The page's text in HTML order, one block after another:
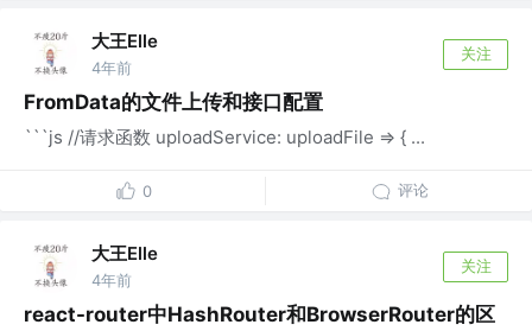
大王Elle
4年前
关注
FromData的文件上传和接口配置
```js //请求函数 uploadService: uploadFile => { ...
0 评论
大王Elle
4年前
关注
react-router中HashRouter和BrowserRouter的区